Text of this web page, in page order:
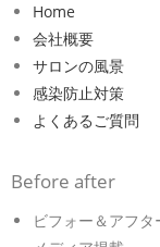
Home
会社概要
サロンの風景
感染防止対策
よくあるご質問
Before after
ビフォー＆アフタ